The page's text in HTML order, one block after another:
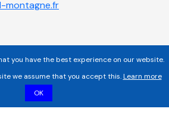
montagne.fr
you have the best experience on our website.
we assume that you accept this.Learn more
OK